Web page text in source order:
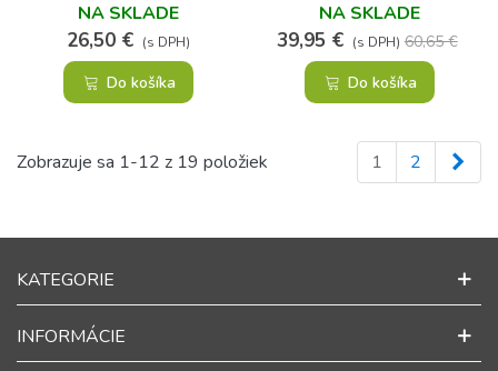
NA SKLADE
26,50 € (s DPH)
Do košíka
NA SKLADE
39,95 € (s DPH) 60,65 €
Do košíka
Zobrazuje sa 1-12 z 19 položiek 1 2
KATEGORIE
INFORMÁCIE